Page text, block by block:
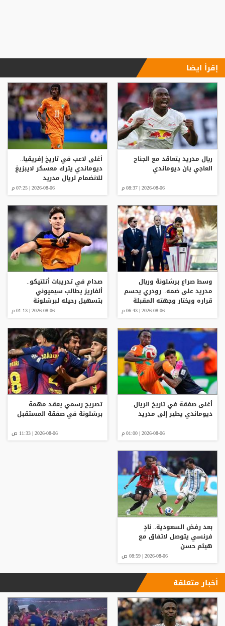
إقرأ ايضا
ريال مدريد يتعاقد مع الجناح
العاجي يان ديوماندي
2026-08-06 | 08:37 م
أغلى لاعب في تاريخ إفريقيا..
ديوماندي يترك معسكر لايبزيغ
للانضمام لريال مدريد
2026-08-06 | 07:25 م
وسط صراع برشلونة وريال
مدريد على ضمه.. رودري يحسم
قراره ويختار وجهته المقبلة
2026-08-06 | 06:43 م
صدام في تدريبات أتلتيكو..
ألفاريز يطالب سيميوني
بتسهيل رحيله لبرشلونة
2026-08-06 | 01:13 م
أغلى صفقة في تاريخ الريال..
ديوماندي يطير إلى مدريد
2026-08-06 | 01:00 م
تصريح رسمي يعقد مهمة
برشلونة في صفقة المستقبل
2026-08-06 | 11:33 ص
بعد رفض السعودية.. نادٍ
فرنسي يتوصل لاتفاق مع
هيثم حسن
2026-08-06 | 08:59 ص
أخبار متعلقة